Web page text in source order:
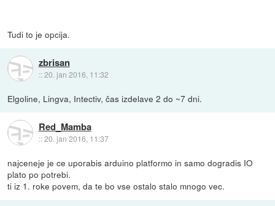
Tudi to je opcija.
zbrisan
::20. jan 2016, 11:32
Elgoline, Lingva, Intectiv, čas izdelave 2 do ~7 dni.
Red_Mamba
::20. jan 2016, 11:37
najceneje je ce uporabis arduino platformo in samo dogradis IO
plato po potrebi.
ti iz 1. roke povem, da te bo vse ostalo stalo mnogo vec.